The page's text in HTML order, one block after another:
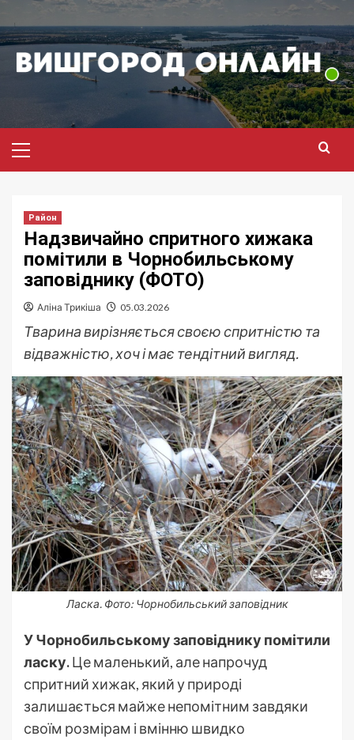
до
вмісту
меню
Район
Надзвичайно спритного хижака
помітили в Чорнобильському
заповіднику (ФОТО)
Аліна Трикіша 05.03.2026
Тварина вирізняється своєю спритністю та
відважністю, хоч і має тендітний вигляд.
Ласка. Фото: Чорнобильський заповідник
У Чорнобильському заповіднику помітили
ласку.Це маленький, але напрочуд
спритний хижак, який у природі
залишається майже непомітним завдяки
своїм розмірам і вмінню швидко